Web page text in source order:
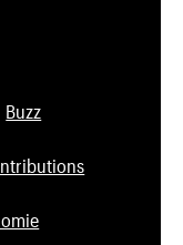
Buzz